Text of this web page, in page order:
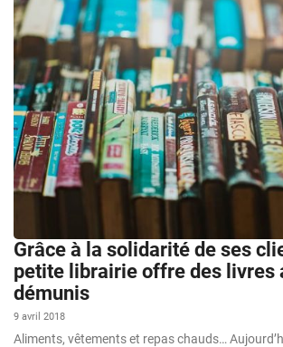
Grâce à la solidarité de ses
petite librairie offre des livres
démunis
9 avril 2018
Aliments, vêtements et repas chauds…